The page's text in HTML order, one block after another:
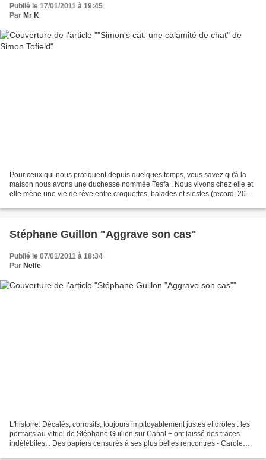
Publié le 17/01/2011 à 19:45
Par Mr K
Pour ceux qui nous pratiquent depuis quelques temps, vous savez qu'à la
maison nous avons une duchesse nommée Tesfa . Nous vivons chez elle et
elle mène une vie de rêve entre croquettes, balades et siestes (record: 20h
Stéphane Guillon "Aggrave son cas"
Publié le 07/01/2011 à 18:34
Par Nelfe
L'histoire: Décalés, corrosifs, toujours impitoyablement justes et drôles : les
portraits au vitriol de Stéphane Guillon sur Canal + ont laissé des traces
indélébiles... Des papiers censurés à ses plus belles rencontres - Carole